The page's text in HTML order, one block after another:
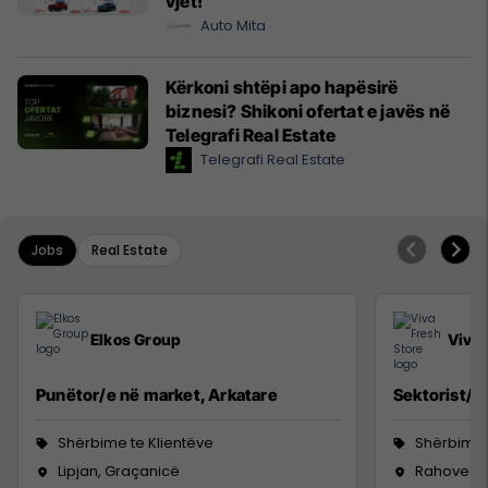
Auto Mita
Kërkoni shtëpi apo hapësirë
biznesi? Shikoni ofertat e javës në
Telegrafi Real Estate
Telegrafi Real Estate
Jobs Real Estate
Elkos Group
Punëtor/e në market, Arkatare
Shërbime te Klientëve
Lipjan, Graçanicë
Viva
Sektorist/e
Rahovec